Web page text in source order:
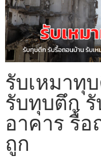
รับเหมาทุ
รับทุบตึก
อาคาร รื้
ถูก